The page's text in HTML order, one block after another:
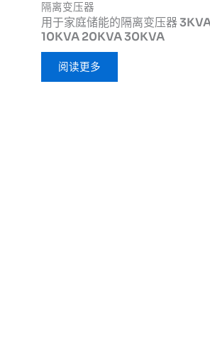
隔离变压器
用于家庭储能的隔离变压器
10KVA 20KVA 30KVA
阅读更多